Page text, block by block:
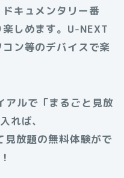
キュメンタリー番
しめます。U-NEXT
ン等のデバイスで楽
ルで「まるごと見放
れば、
見放題の無料体験がで